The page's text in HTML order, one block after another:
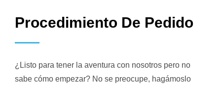
Procedimiento De Pedido
¿Listo para tener la aventura con nosotros pero no
sabe cómo empezar? No se preocupe, hagámoslo